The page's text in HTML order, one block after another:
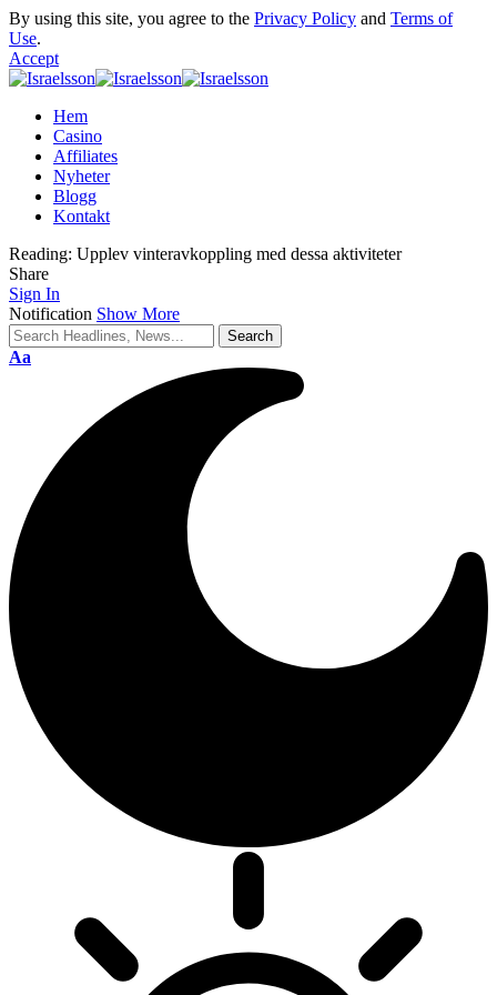
By using this site, you agree to the Privacy Policy and Terms of
Use.
Accept
Hem
Casino
Affiliates
Nyheter
Blogg
Kontakt
Reading: Upplev vinteravkoppling med dessa aktiviteter
Share
Sign In
Notification Show More
Aa